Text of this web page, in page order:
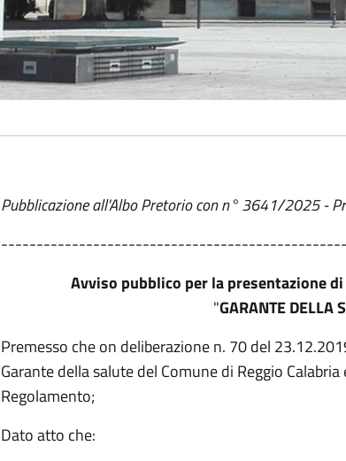
Pubblicazione all'Albo Pretorio con n° 3641/2025 -
Avviso pubblico per la presentazione
"GARANTE DELLA
Premesso che on deliberazione n. 70 del
Garante della salute del Comune di Reggio
Regolamento;
Dato atto che: